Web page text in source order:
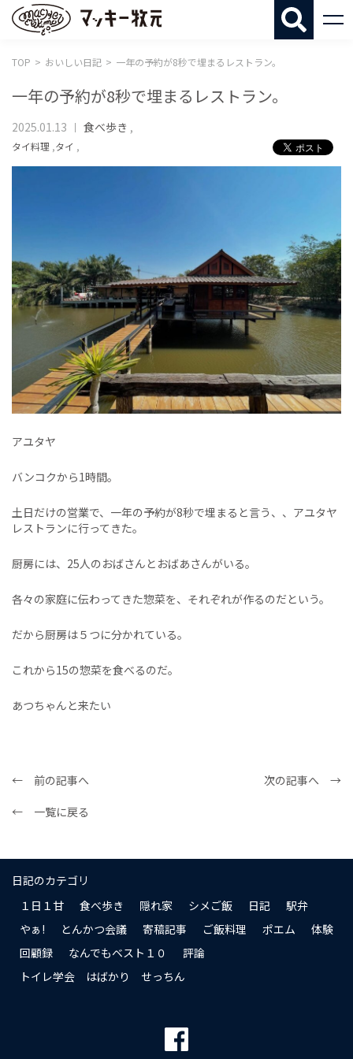
TOP おいしい日記 一年の予約が8秒で埋まるレストラン。
一年の予約が8秒で埋まるレストラン。
2025.01.13 食べ歩き ,
タイ料理 ,タイ ,
アユタヤ
バンコクから1時間。
土日だけの営業で、一年の予約が8秒で埋まると言う、、アユタヤ
レストランに行ってきた。
厨房には、25人のおばさんとおばあさんがいる。
各々の家庭に伝わってきた惣菜を、それぞれが作るのだという。
だから厨房は５つに分かれている。
これから15の惣菜を食べるのだ。
あつちゃんと来たい
← 前の記事へ
次の記事へ →
← 一覧に戻る
日記のカテゴリ
１日１甘
食べ歩き 隠れ家 シメご飯 日記
駅弁
やぁ!
とんかつ会議 寄稿記事 ご飯料理 ポエム
体験
回顧録
なんでもベスト１０
評論
トイレ学会 はばかり せっちん